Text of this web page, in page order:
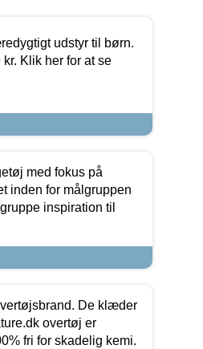
udstyr til børn.
Klik her for at se
med fokus på
inden for målgruppen
inspiration til
De klæder
overtøj er
fri for skadelig kemi.